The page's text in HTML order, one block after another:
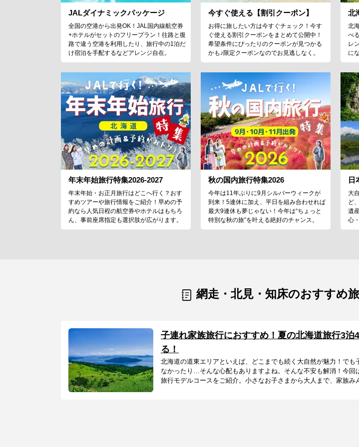
JALダイナミックパッケージ
全国の空港から出発OK！JAL国内線航空券
+ホテルがセットのフリープラン！往路と復
路で違う空港を利用したり、旅行中の1泊だ
け宿泊を手配するなどアレンジ自在。
今すぐ使える【割引クーポン】
お得に旅したい方は今すぐチェック！今す
ぐ使える割引クーポンをまとめて公開中！
希望条件にぴったりのクーポンが見つかる
かも♪限定クーポンなのでお見逃しなく。
北
北
べ
レ
に
年末年始旅行特集2026-2027
年末年始・お正月旅行はどこへ行く？おす
すめツアーや旅行情報をご紹介！早めの予
約なら人気日程の航空券やホテルはもちろ
ん、事前座席指定も選択肢が広がります。
秋の国内旅行特集2026
今年は11年ぶりに9月シルバーウィークが
到来！5連休に加え、平日を組み合わせれば
最大9連休も夢じゃない！今年は“ちょっと
特別な秋の旅”を叶える絶好のチャンス。
日
大
ど
遺
心
網走・北見・知床のおすすめ
子連れ家族旅行におすすめ！夏の北海道旅行3
る！
北海道の道東エリアといえば、どこまでも続く大自然が魅力！で
なかったり…そんな心配もありますよね。そんな不安も解消！今
旅行モデルコースをご紹介。小さなお子さまから大人まで、家族